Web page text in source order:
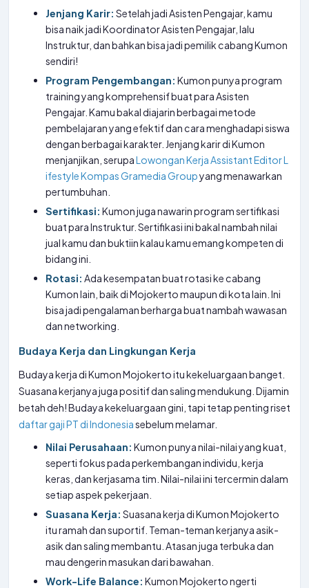
Jenjang Karir: Setelah jadi Asisten Pengajar, kamu
bisa naik jadi Koordinator Asisten Pengajar, lalu
Instruktur, dan bahkan bisa jadi pemilik cabang Kumon
sendiri!
Program Pengembangan: Kumon punya program
training yang komprehensif buat para Asisten
Pengajar. Kamu bakal diajarin berbagai metode
pembelajaran yang efektif dan cara menghadapi siswa
dengan berbagai karakter. Jenjang karir di Kumon
menjanjikan, serupaLowongan Kerja Assistant Editor L
ifestyle Kompas Gramedia Groupyang menawarkan
pertumbuhan.
Sertifikasi: Kumon juga nawarin program sertifikasi
buat para Instruktur. Sertifikasi ini bakal nambah nilai
jual kamu dan buktiin kalau kamu emang kompeten di
bidang ini.
Rotasi: Ada kesempatan buat rotasi ke cabang
Kumon lain, baik di Mojokerto maupun di kota lain. Ini
bisa jadi pengalaman berharga buat nambah wawasan
dan networking.
Budaya Kerja dan Lingkungan Kerja
Budaya kerja di Kumon Mojokerto itu kekeluargaan banget.
Suasana kerjanya juga positif dan saling mendukung. Dijamin
betah deh! Budaya kekeluargaan gini, tapi tetap penting riset
daftar gaji PT di Indonesiasebelum melamar.
Nilai Perusahaan: Kumon punya nilai-nilai yang kuat,
seperti fokus pada perkembangan individu, kerja
keras, dan kerjasama tim. Nilai-nilai ini tercermin dalam
setiap aspek pekerjaan.
Suasana Kerja: Suasana kerja di Kumon Mojokerto
itu ramah dan suportif. Teman-teman kerjanya asik-
asik dan saling membantu. Atasan juga terbuka dan
mau dengerin masukan dari bawahan.
Work-Life Balance: Kumon Mojokerto ngerti